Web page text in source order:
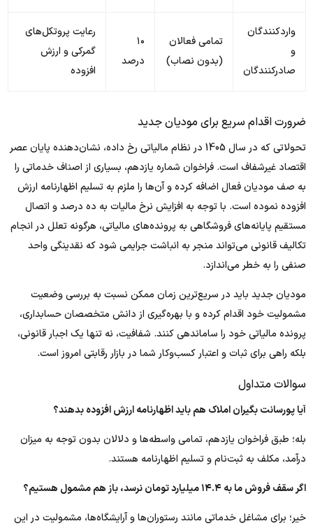
واردکنندگان
و
صادرکنندگان
تمامی فعالان
(بدون نصاب)
۱۰
درصد
رعایت پروتکل‌های
گمرکی و ارزش
افزوده
ضرورت اقدام سریع برای مودیان جدید
تحولاتی که در سال 1405 در نظام مالیاتی رخ داده، نشان‌دهنده پایان عصر
اقتصاد غیرشفاف است. فراخوان شماره یازدهم، بسیاری از اصناف خدماتی را
به صف مودیان فعال اضافه کرده و آن‌ها را ملزم به تسلیم اظهارنامه ارزش
افزوده نموده است. با توجه به افزایش نرخ مالیات به ده درصد و اتصال
مستقیم پایانه‌های فروشگاهی به پرونده‌های مالیاتی، هرگونه تعلل در انجام
تکالیف قانونی می‌تواند منجر به انباشت جرایمی شود که نقدینگی واحد
صنفی را به خطر می‌اندازد.
مودیان جدید باید در سریع‌ترین زمان ممکن نسبت به بررسی وضعیت
مشمولیت خود اقدام کرده و با بهره‌گیری از دانش متخصصان حسابداری،
پرونده مالیاتی خود را ساماندهی کنند. شفافیت، نه تنها یک اجبار قانونی،
بلکه راهی برای ثبات و اعتبار کسب‌وکار شما در بازار رقابتی امروز است.
سوالات متداول
آیا پورسانت‌ بگیران املاک هم باید اظهارنامه ارزش افزوده بدهند؟
بله؛ طبق فراخوان یازدهم، تمامی واسطه‌ها و دلالان بدون توجه به میزان
درآمد، مکلف به ثبت‌نام و تسلیم اظهارنامه هستند.
اگر سقف فروش ما به ۱۴.۴ میلیارد تومان نرسد، باز هم مشمول هستیم؟
خیر؛ برای مشاغل خدماتی مانند رستوران‌ها و آرایشگاه‌ها، مشمولیت در این